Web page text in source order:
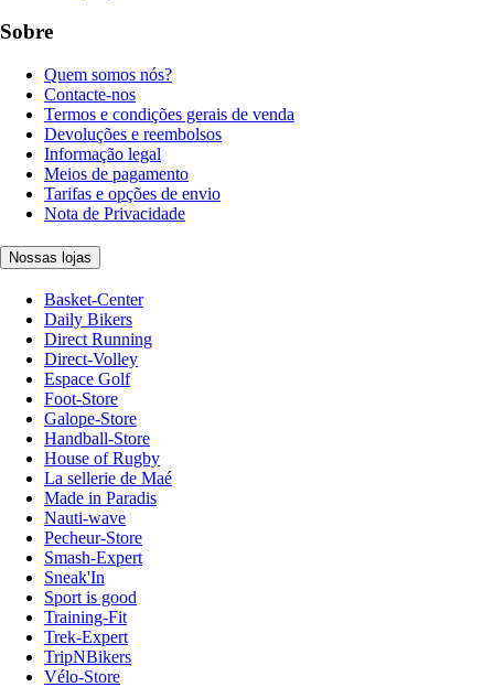
Sobre
Quem somos nós?
Contacte-nos
Termos e condições gerais de venda
Devoluções e reembolsos
Informação legal
Meios de pagamento
Tarifas e opções de envio
Nota de Privacidade
Nossas lojas
Basket-Center
Daily Bikers
Direct Running
Direct-Volley
Espace Golf
Foot-Store
Galope-Store
Handball-Store
House of Rugby
La sellerie de Maé
Made in Paradis
Nauti-wave
Pecheur-Store
Smash-Expert
Sneak'In
Sport is good
Training-Fit
Trek-Expert
TripNBikers
Vélo-Store